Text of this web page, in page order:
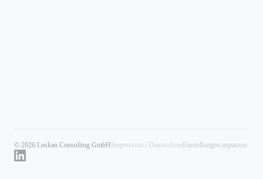
© 2026 Loskan Consulting GmbH Impressum / Datenschutz Einstellungen anpassen